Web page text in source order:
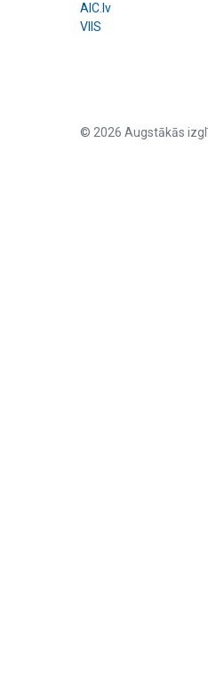
AIC.lv
VIIS
© 2026 Augstākās